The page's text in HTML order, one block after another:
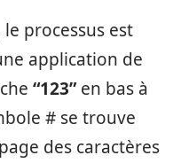
processus est
application de
“123”en bas à
# se trouve
des caractères